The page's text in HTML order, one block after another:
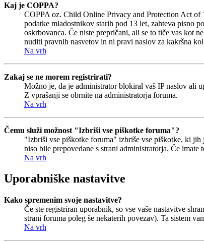
Kaj je COPPA?
COPPA oz. Child Online Privacy and Protection Act of
podatke mladostnikov starih pod 13 let, zahteva pisno
oskrbovanca. Če niste prepričani, ali se to tiče vas kot
nuditi pravnih nasvetov in ni pravi naslov za kakršna
Na vrh
Zakaj se ne morem registrirati?
Možno je, da je administrator blokiral vaš IP naslov ali
Z vprašanji se obrnite na administratorja foruma.
Na vrh
Čemu služi možnost "Izbriši vse piškotke foruma"?
"Izbriši vse piškotke foruma" izbriše vse piškotke, ki
niso bile prepovedane s strani administratorja. Če
Na vrh
Uporabniške nastavitve
Kako spremenim svoje nastavitve?
Če ste registriran uporabnik, so vse vaše nastavitve
strani foruma poleg še nekaterih povezav). Ta sistem
Na vrh